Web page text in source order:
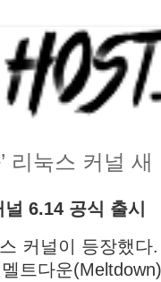
리눅스 커널
6.14 공식 출시
커널이 등장했다.
트다운